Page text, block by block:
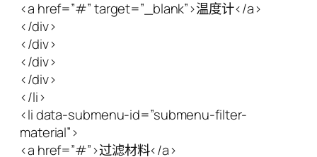
<a href=”#” target=”_blank”>温度计</a>
</div>
</div>
</div>
</div>
</li>
<li data-submenu-id=”submenu-filter-
material”>
<a href=”#”>过滤材料</a>